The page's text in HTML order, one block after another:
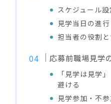
スケジュール
見学当日の進
担当者の役割
応募前職場見学
「見学は見学
避ける
見学参加・不